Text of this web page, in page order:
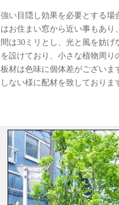
強い目隠し効果を必要とする場
はお住まい窓から近い事もあ
間は30ミリとし、光と風を妨
を設けており、小さな植物周り
板材は色味に個体差がございま
しない様に配材を致しておりま